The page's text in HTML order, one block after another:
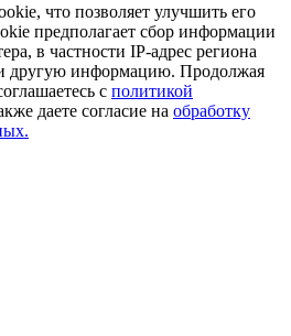
что позволяет улучшить его
предполагает сбор информации
в частности IP-адрес региона
другую информацию. Продолжая
с политикой
даете согласие на обработку